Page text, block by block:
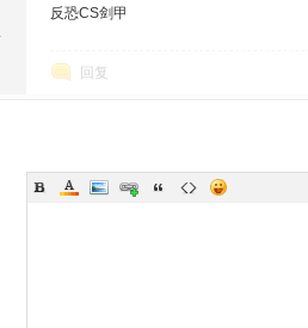
反恐CS剑甲
回复